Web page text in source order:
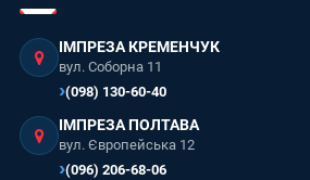
ІМПРЕЗА КРЕМЕНЧУК
вул. Соборна 11
(098) 130-60-40
ІМПРЕЗА ПОЛТАВА
вул. Європейська 12
(096) 206-68-06